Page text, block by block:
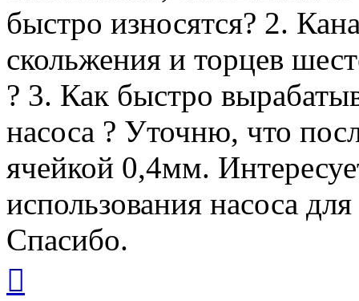
быстро износятся? 2.
скольжения и торцев
? 3. Как быстро
насоса ? Уточню, что
ячейкой 0,4мм.
использования насоса
Спасибо.
началу